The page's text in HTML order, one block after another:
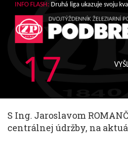
INFO FLASH: Druhá liga ukazuje svoju
17
S Ing. Jaroslavom
centrálnej údržby, na